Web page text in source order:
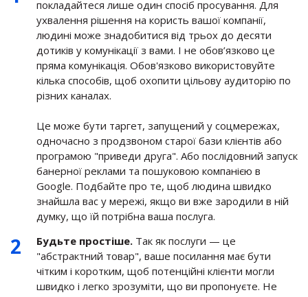
покладайтеся лише один спосіб просування. Для
ухвалення рішення на користь вашої компанії,
людині може знадобитися від трьох до десяти
дотиків у комунікації з вами. І не обов’язково це
пряма комунікація. Обов'язково використовуйте
кілька способів, щоб охопити цільову аудиторію по
різних каналах.
Це може бути таргет, запущений у соцмережах,
одночасно з продзвоном старої бази клієнтів або
програмою "приведи друга". Або послідовний запуск
банерної реклами та пошуковою компанією в
Google. Подбайте про те, щоб людина швидко
знайшла вас у мережі, якщо ви вже зародили в ній
думку, що їй потрібна ваша послуга.
Будьте простіше. Так як послуги — це
"абстрактний товар", ваше посилання має бути
чітким і коротким, щоб потенційні клієнти могли
швидко і легко зрозуміти, що ви пропонуєте. Не